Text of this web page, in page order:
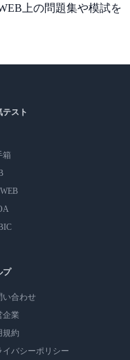
上の問題集や模試を
テスト
箱
プ
い合わせ
企業
規約
イバシーポリシー